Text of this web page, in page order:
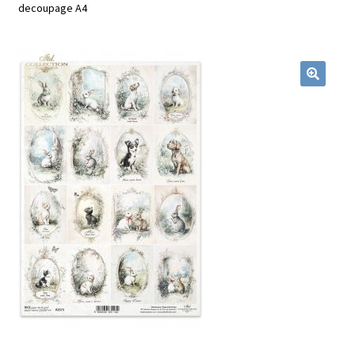
Workshops
Online cursussen
Shop
Blog / DIY / Tutorials
Over mij
Contact
decoupage A4